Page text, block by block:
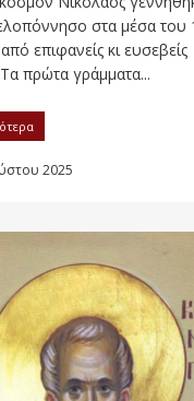
στα μέσα του
επιφανείς κι ευσεβείς
Τα πρώτα γράμματα...
2025